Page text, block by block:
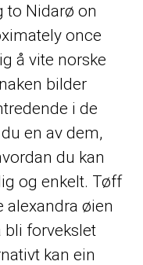
to Nidarø on
once
å vite norske
bilder
i de
en av dem,
du kan
og enkelt. Tøff
alexandra øien
bli forvekslet
kan ein